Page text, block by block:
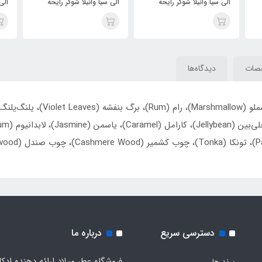
کایالی ونیلا کندی راک شوگر
کایالی ونیلا کندی راک شوگر
دیدگاه‌ها
دسترسی سریع درباره ما